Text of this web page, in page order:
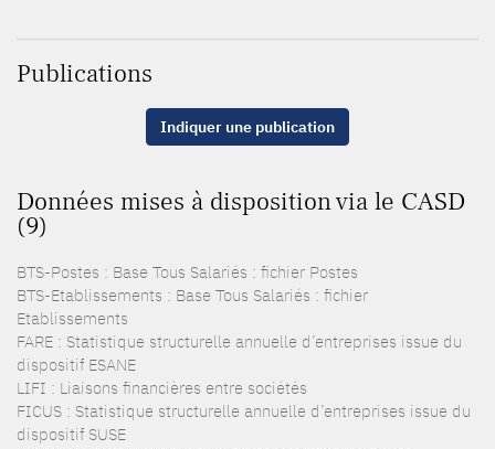
Publications
Indiquer une publication
Données mises à disposition via le CASD
(9)
BTS-Postes : Base Tous Salariés : fichier Postes
BTS-Etablissements : Base Tous Salariés : fichier
Etablissements
FARE : Statistique structurelle annuelle d’entreprises issue du
dispositif ESANE
LIFI : Liaisons financières entre sociétés
FICUS : Statistique structurelle annuelle d’entreprises issue du
dispositif SUSE